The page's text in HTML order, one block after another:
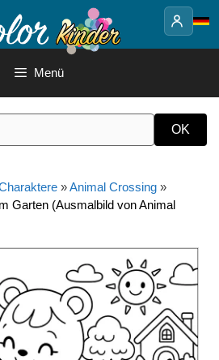
Menü
»Animal Crossing »
Garten (Ausmalbild von Animal